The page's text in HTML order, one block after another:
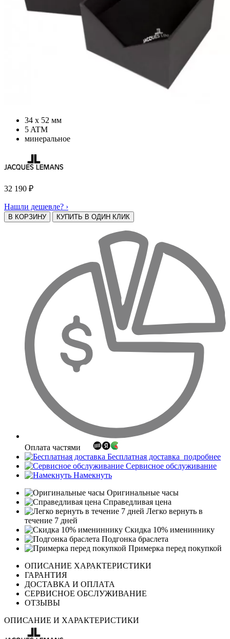
34 х 52 мм
5 ATM
минеральное
32 190 ₽
Нашли дешевле? ›
В КОРЗИНУ КУПИТЬ В ОДИН КЛИК
Оплата частями
Бесплатная доставка подробнее
Сервисное обслуживание
Намекнуть
Оригинальные часы
Справедливая цена
Легко вернуть в
течение 7 дней
Скидка 10% имениннику
Подгонка браслета
Примерка перед покупкой
ОПИСАНИЕ ХАРАКТЕРИСТИКИ
ГАРАНТИЯ
ДОСТАВКА И ОПЛАТА
СЕРВИСНОЕ ОБСЛУЖИВАНИЕ
ОТЗЫВЫ
ОПИСАНИЕ И ХАРАКТЕРИСТИКИ